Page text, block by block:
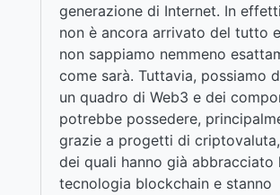
generazione di Internet. In
non è ancora arrivato del tutto
non sappiamo nemmeno
come sarà. Tuttavia, possiamo
un quadro di Web3 e dei
potrebbe possedere,
grazie a progetti di
dei quali hanno già abbracciato
tecnologia blockchain e stanno